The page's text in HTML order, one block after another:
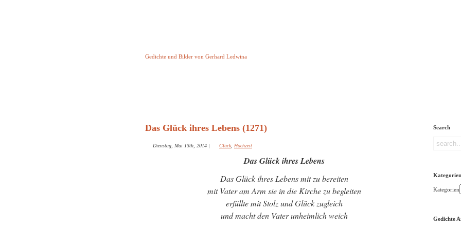
Gedichte und Bilder von Gerhard Ledwina
Das Glück ihres Lebens (1271)
Dienstag, Mai 13th, 2014 | Glück, Hochzeit
Das Glück ihres Lebens
Das Glück ihres Lebens mit zu bereiten
mit Vater am Arm sie in die Kirche zu begleiten
erfüllte mit Stolz und Glück zugleich
und macht den Vater unheimlich weich
Search
Kategorien
Kategorien
Gedichte